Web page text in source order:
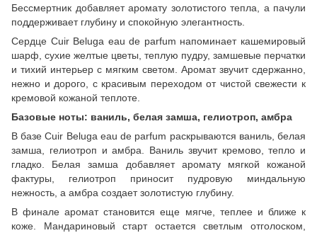
Бессмертник добавляет аромату золотистого тепла, а пачули
поддерживает глубину и спокойную элегантность.
Сердце Cuir Beluga eau de parfum напоминает кашемировый
шарф, сухие желтые цветы, теплую пудру, замшевые перчатки
и тихий интерьер с мягким светом. Аромат звучит сдержанно,
нежно и дорого, с красивым переходом от чистой свежести к
кремовой кожаной теплоте.
Базовые ноты: ваниль, белая замша, гелиотроп, амбра
В базе Cuir Beluga eau de parfum раскрываются ваниль, белая
замша, гелиотроп и амбра. Ваниль звучит кремово, тепло и
гладко. Белая замша добавляет аромату мягкой кожаной
фактуры, гелиотроп приносит пудровую миндальную
нежность, а амбра создает золотистую глубину.
В финале аромат становится еще мягче, теплее и ближе к
коже. Мандариновый старт остается светлым отголоском,